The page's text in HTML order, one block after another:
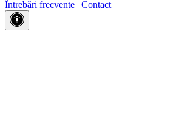
Întrebări frecvente | Contact